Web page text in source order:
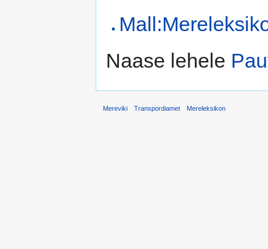
Naase lehele
Mereviki Transpordiamet Mereleksikon